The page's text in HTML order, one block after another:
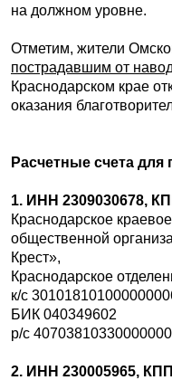
на должном уровне.
Отметим, жители
пострадавшим от
Краснодарском крае
оказания
Расчетные счета для
1. ИНН 2309030678,
Краснодарское
общественной
Крест»,
Краснодарское
к/с
БИК 040349602
р/с
2. ИНН 230005965,